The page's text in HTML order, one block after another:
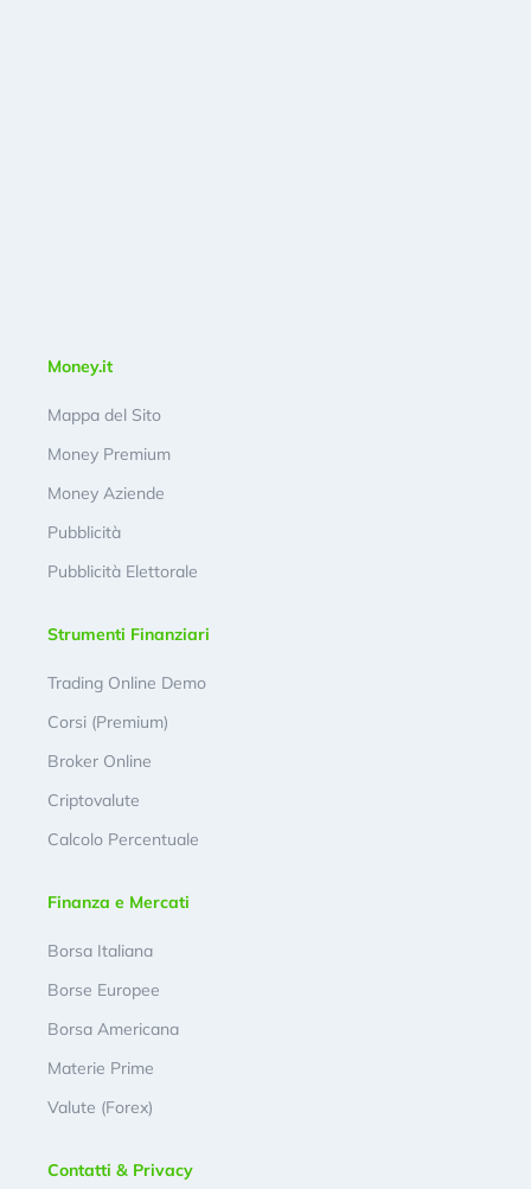
Money.it
Mappa del Sito
Money Premium
Money Aziende
Pubblicità
Pubblicità Elettorale
Strumenti Finanziari
Trading Online Demo
Corsi (Premium)
Broker Online
Criptovalute
Calcolo Percentuale
Finanza e Mercati
Borsa Italiana
Borse Europee
Borsa Americana
Materie Prime
Valute (Forex)
Contatti & Privacy